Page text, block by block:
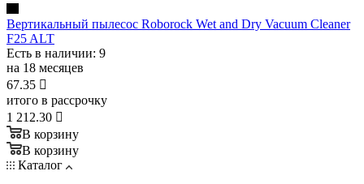
Вертикальный пылесос Roborock Wet and Dry Vacuum Cleaner
F25 ALT
Есть в наличии: 9
на 18 месяцев
67.35 
итого в рассрочку
1 212.30 
В корзину
В корзину
Каталог